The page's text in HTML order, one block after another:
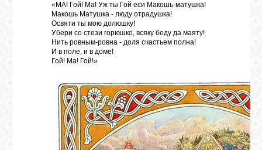
«МА! Гой! Ma! Уж ты Гой еси Макошь-матушка!
Макошь Матушка - люду отрадушка!
Освяти ты мою долюшку!
Убери со стези горюшко, всяку беду да маяту!
Нить ровным-ровна - доля счастьем полна!
И в поле, и в доме!
Гой! Ma! Гой!»